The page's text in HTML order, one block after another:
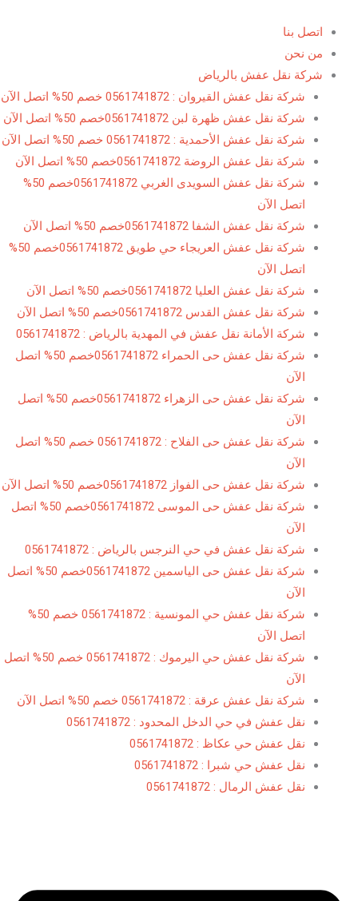
المحتوى
اتصل بنا
من نحن
شركة نقل عفش بالرياض
شركة نقل عفش القيروان : 0561741872 خصم 50% اتصل الآن
شركة نقل عفش ظهرة لبن 0561741872خصم 50% اتصل الآن
شركة نقل عفش الأحمدية : 0561741872 خصم 50% اتصل الآن
شركة نقل عفش الروضة 0561741872خصم 50% اتصل الآن
شركة نقل عفش السويدى الغربي 0561741872خصم 50%
اتصل الآن
شركة نقل عفش الشفا 0561741872خصم 50% اتصل الآن
شركة نقل عفش العريجاء حي طويق 0561741872خصم 50%
اتصل الآن
شركة نقل عفش العليا 0561741872خصم 50% اتصل الآن
شركة نقل عفش القدس 0561741872خصم 50% اتصل الآن
شركة الأمانة نقل عفش في المهدية بالرياض : 0561741872
شركة نقل عفش حى الحمراء 0561741872خصم 50% اتصل
الآن
شركة نقل عفش حى الزهراء 0561741872خصم 50% اتصل
الآن
شركة نقل عفش حى الفلاح : 0561741872 خصم 50% اتصل
الآن
شركة نقل عفش حى الفواز 0561741872خصم 50% اتصل الآن
شركة نقل عفش حى الموسى 0561741872خصم 50% اتصل
الآن
شركة نقل عفش في حي النرجس بالرياض : 0561741872
شركة نقل عفش حى الياسمين 0561741872خصم 50% اتصل
الآن
شركة نقل عفش حي المونسية : 0561741872 خصم 50%
اتصل الآن
شركة نقل عفش حي اليرموك : 0561741872 خصم 50% اتصل
الآن
شركة نقل عفش عرقة : 0561741872 خصم 50% اتصل الآن
نقل عفش في حي الدخل المحدود : 0561741872
نقل عفش حي عكاظ : 0561741872
نقل عفش حي شبرا : 0561741872
نقل عفش الرمال : 0561741872